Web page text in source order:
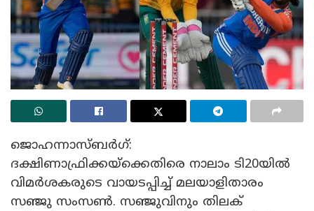
ജൊഹന്നാസ്ബർഗ്:
ദക്ഷിണാഫ്രിക്കയ്‌ക്കെതിരെ നാലാം ടി20യിൽ
വിമർശകരുടെ വായടപ്പിച്ച് മലയാളിതാരം
സഞ്ജു സംസൺ. സഞ്ജുവിനും തിലക്